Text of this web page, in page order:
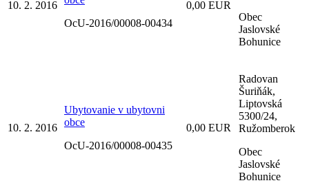
10. 2. 2016
OcU-2016/00008-00434
0,00 EUR
Obec
Jaslovské
Bohunice
10. 2. 2016
Ubytovanie v ubytovni
obce
OcU-2016/00008-00435
0,00 EUR
Radovan
Šuriňák,
Liptovská
5300/24,
Ružomberok
Obec
Jaslovské
Bohunice